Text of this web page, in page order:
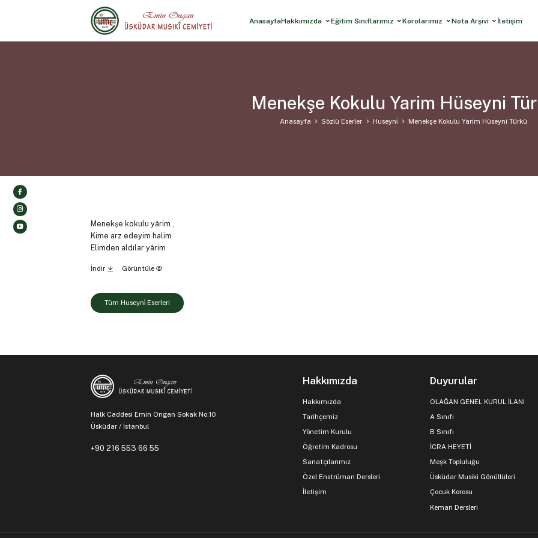
AnasayfaHakkımızda Eğitim Sınıflarımız Korolarımız Nota Arşivi İletişim
Menekşe Kokulu Yarim Hüseyni
Anasayfa Sözlü Eserler Huseyni̇ Menekşe Kokulu Yarim Hüseyni Türkü
Menekşe kokulu yârim ,
Kime arz edeyim halim
Elimden aldılar yârim
İndir Görüntüle
Tüm Huseyni̇ Eserleri
Halk Caddesi Emin Ongan Sokak No:10
Üsküdar / İstanbul
+90 216 553 66 55
Hakkımızda
Hakkımızda
Tarihçemiz
Yönetim Kurulu
Öğretim Kadrosu
Sanatçılarımız
Özel Enstrüman Dersleri
İletişim
Duyurular
OLAĞAN GENEL KURUL İLANI
A Sınıfı
B Sınıfı
İCRA HEYETİ
Meşk Topluluğu
Üsküdar Musiki Gönüllüleri
Çocuk Korosu
Keman Dersleri